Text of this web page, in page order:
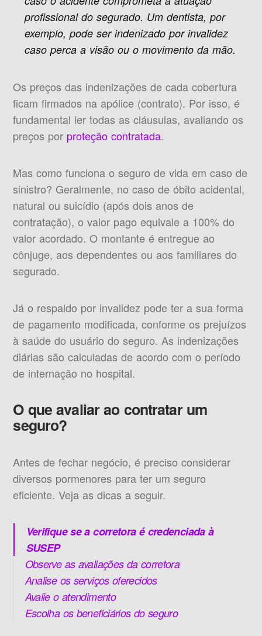
profissional do segurado. Um dentista, por
exemplo, pode ser indenizado por invalidez
caso perca a visão ou o movimento da mão.
Os preços das indenizações de cada cobertura
ficam firmados na apólice (contrato). Por isso, é
fundamental ler todas as cláusulas, avaliando os
preços por proteção contratada.
Mas como funciona o seguro de vida em caso de
sinistro? Geralmente, no caso de óbito acidental,
natural ou suicídio (após dois anos de
contratação), o valor pago equivale a 100% do
valor acordado. O montante é entregue ao
cônjuge, aos dependentes ou aos familiares do
segurado.
Já o respaldo por invalidez pode ter a sua forma
de pagamento modificada, conforme os prejuízos
à saúde do usuário do seguro. As indenizações
diárias são calculadas de acordo com o período
de internação no hospital.
O que avaliar ao contratar um
seguro?
Antes de fechar negócio, é preciso considerar
diversos pormenores para ter um seguro
eficiente. Veja as dicas a seguir.
Verifique se a corretora é credenciada à
SUSEP
Observe as avaliações da corretora
Analise os serviços oferecidos
Avalie o atendimento
Escolha os beneficiários do seguro